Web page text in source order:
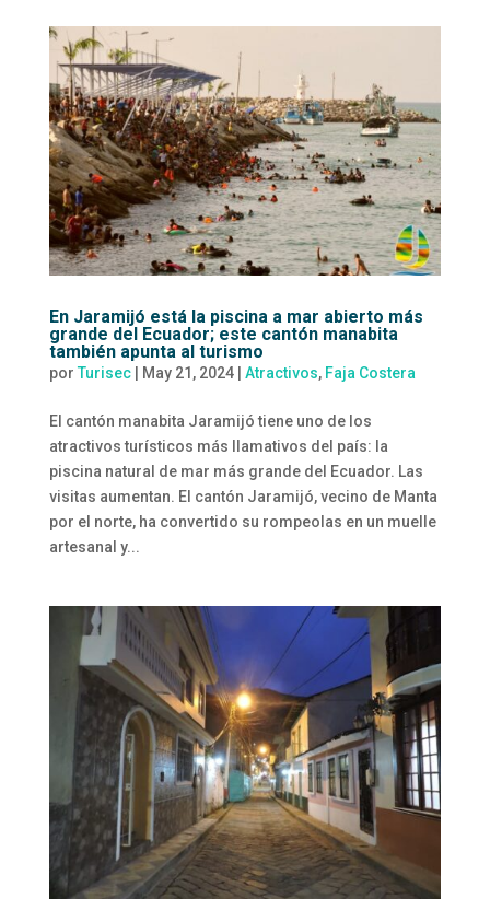
En Jaramijó está la piscina a mar abierto más
grande del Ecuador; este cantón manabita
también apunta al turismo
por Turisec| May 21, 2024| Atractivos, Faja Costera
El cantón manabita Jaramijó tiene uno de los
atractivos turísticos más llamativos del país: la
piscina natural de mar más grande del Ecuador. Las
visitas aumentan. El cantón Jaramijó, vecino de Manta
por el norte, ha convertido su rompeolas en un muelle
artesanal y...